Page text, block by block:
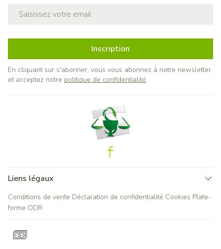
Inscription
En cliquant sur s'abonner, vous vous abonnez à notre newsletter
et acceptez notre politique de confidentialité.
Liens légaux
Conditions de vente Déclaration de confidentialité Cookies Plate-
forme ODR